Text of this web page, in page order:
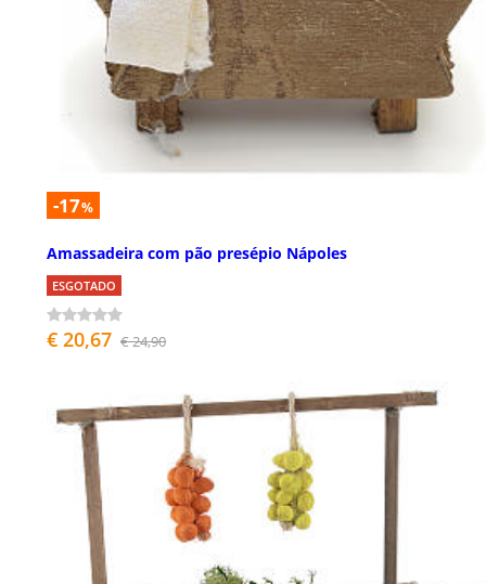
-17%
Amassadeira com pão presépio Nápoles
ESGOTADO
€ 20,67 € 24,90